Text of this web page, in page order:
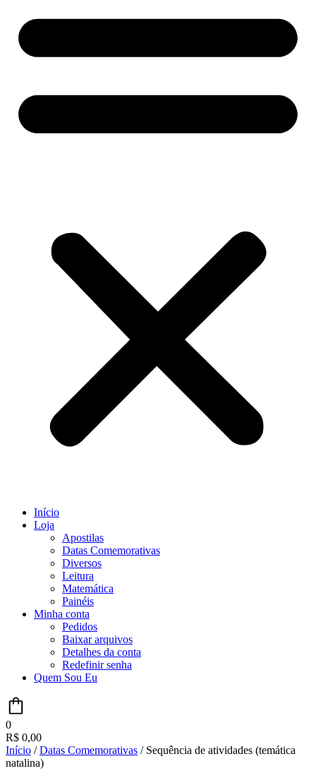
Início
Loja
Apostilas
Datas Comemorativas
Diversos
Leitura
Matemática
Painéis
Minha conta
Pedidos
Baixar arquivos
Detalhes da conta
Redefinir senha
Quem Sou Eu
0
R$ 0,00
Início /Datas Comemorativas / Sequência de atividades (temática
natalina)